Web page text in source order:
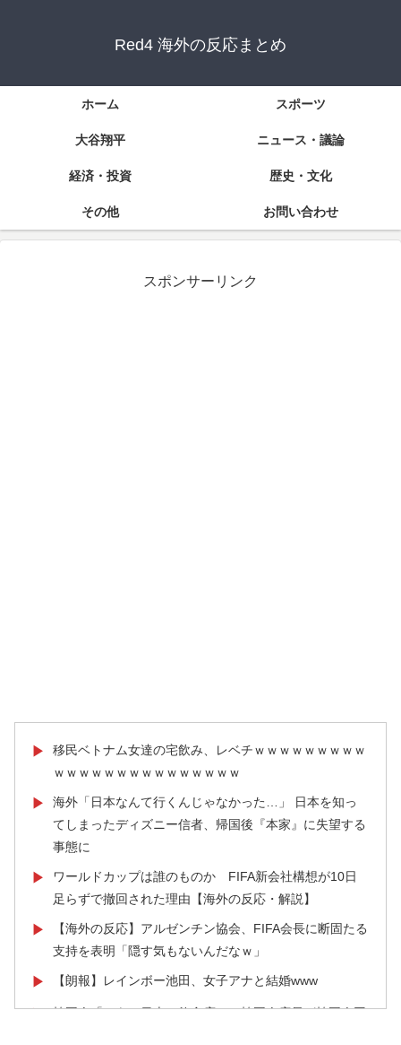
Red4 海外の反応まとめ
ホーム スポーツ
大谷翔平 ニュース・議論
経済・投資 歴史・文化
その他 お問い合わせ
スポンサーリンク
▶
移民ベトナム女達の宅飲み、レベチｗｗｗｗｗｗｗｗｗ
ｗｗｗｗｗｗｗｗｗｗｗｗｗｗｗ
▶
海外「日本なんて行くんじゃなかった…」 日本を知っ
てしまったディズニー信者、帰国後『本家』に失望する
事態に
▶
ワールドカップは誰のものか FIFA新会社構想が10日
足らずで撤回された理由【海外の反応・解説】
▶
【海外の反応】アルゼンチン協会、FIFA会長に断固たる
支持を表明「隠す気もないんだなｗ」
▶ 【朗報】レインボー池田、女子アナと結婚www
▶ 韓国人「とある日本の飲食店で、韓国人店員が韓国人団